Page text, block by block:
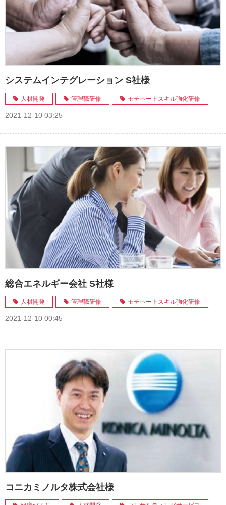
システムインテグレーション S社様
人材開発 管理職研修 モチベートスキル強化研修
2021-12-10 03:25
総合エネルギー会社 S社様
人材開発 管理職研修 モチベートスキル強化研修
2021-12-10 00:45
コニカミノルタ株式会社様